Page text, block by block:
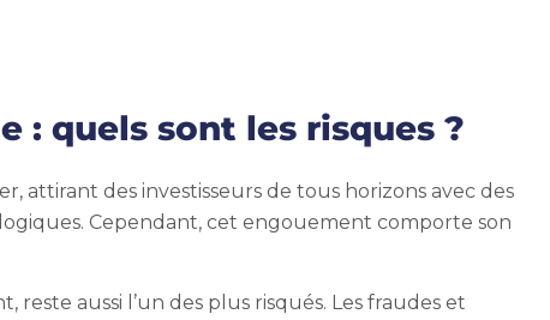
: quels sont les risques ?
attirant des investisseurs de tous horizons avec des
Cependant, cet engouement comporte son
reste aussi l’un des plus risqués. Les fraudes et